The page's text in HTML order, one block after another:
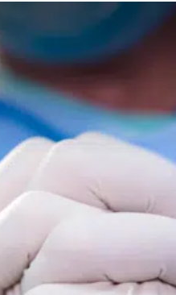
ل
د
ا
إ
ت
ي
ل
ي
ا
إ
ي